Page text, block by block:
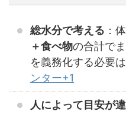
総水分で考える ：
＋食べ物の合計で
を義務化する必要
ンター+1
人によって目安が